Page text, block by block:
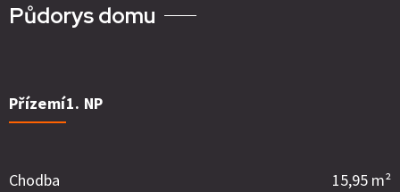
Půdorys domu
Přízemí1. NP
Chodba 15,95 m²